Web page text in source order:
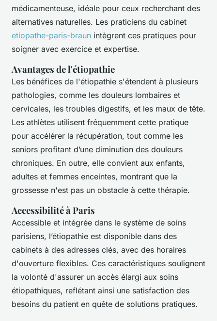
médicamenteuse, idéale pour ceux recherchant des
alternatives naturelles. Les praticiens du cabinet
etiopathe-paris-braun intègrent ces pratiques pour
soigner avec exercice et expertise.
Avantages de l'étiopathie
Les bénéfices de l'étiopathie s'étendent à plusieurs
pathologies, comme les douleurs lombaires et
cervicales, les troubles digestifs, et les maux de tête.
Les athlètes utilisent fréquemment cette pratique
pour accélérer la récupération, tout comme les
seniors profitant d’une diminution des douleurs
chroniques. En outre, elle convient aux enfants,
adultes et femmes enceintes, montrant que la
grossesse n'est pas un obstacle à cette thérapie.
Accessibilité à Paris
Accessible et intégrée dans le système de soins
parisiens, l’étiopathie est disponible dans des
cabinets à des adresses clés, avec des horaires
d'ouverture flexibles. Ces caractéristiques soulignent
la volonté d'assurer un accès élargi aux soins
étiopathiques, reflétant ainsi une satisfaction des
besoins du patient en quête de solutions pratiques.